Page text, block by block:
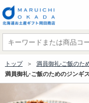
トップ
満員御礼-ご飯のた
満員御礼-ご飯のためのジンギ